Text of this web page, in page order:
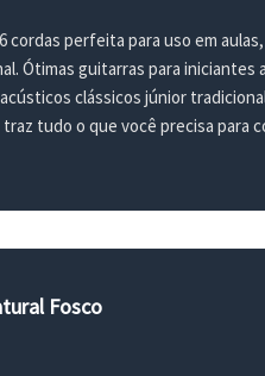
cordas perfeita para uso em
Ótimas guitarras para
clássicos júnior
tudo o que você precisa para
Fosco